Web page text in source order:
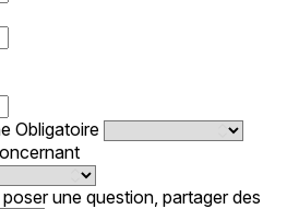
Obligatoire
une question, partager des